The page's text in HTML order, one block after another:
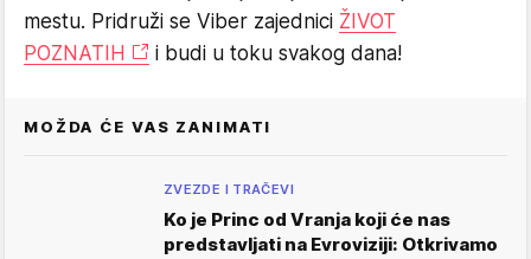
mestu. Pridruži se Viber zajednici ŽIVOT
POZNATIH
i budi u toku svakog dana!
MOŽDA ĆE VAS ZANIMATI
ZVEZDE I TRAČEVI
Ko je Princ od Vranja koji će nas
predstavljati na Evroviziji: Otkrivamo